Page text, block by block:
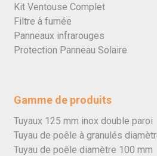
Kit Ventouse Complet
Filtre à fumée
Panneaux infrarouges
Protection Panneau Solaire
Gamme de produits
Tuyaux 125 mm inox double paroi
Tuyau de poêle à granulés
Tuyau de poêle diamètre 100 mm